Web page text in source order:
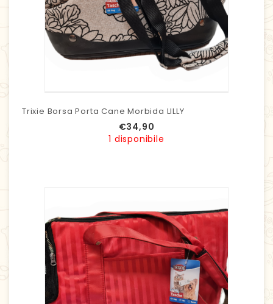
Trixie Borsa Porta Cane Morbida LILLY
€34,90
1 disponibile